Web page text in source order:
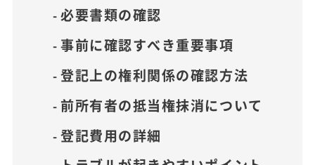
必要書類の確認
事前に確認すべき重要事項
登記上の権利関係の確認方法
前所有者の抵当権抹消について
登記費用の詳細